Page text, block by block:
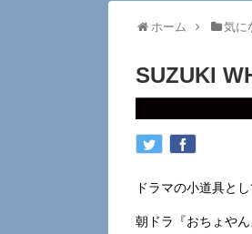
ホーム 気に
SUZUKI
ドラマの小道具と
朝ドラ『おちょや